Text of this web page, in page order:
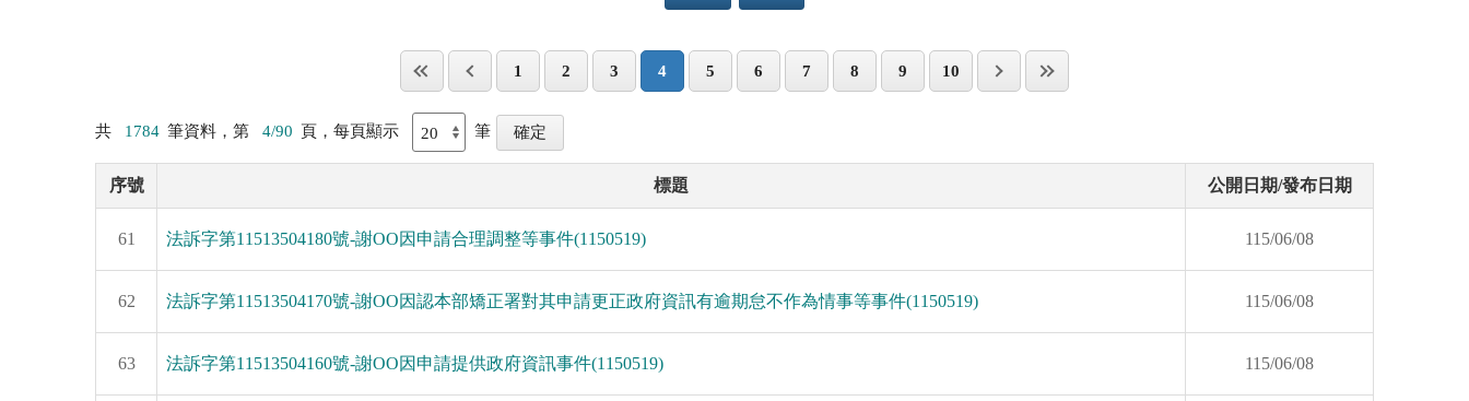
1 2 3 4 5 6 7 8 9 10
共 1784 筆資料，第 4/90 頁，每頁顯示 筆
序號 標題 公開日期/發布日期
61 法訴字第11513504180號-謝OO因申請合理調整等事件(1150519) 115/06/08
62 法訴字第11513504170號-謝OO因認本部矯正署對其申請更正政府資訊有逾期怠不作為情事等事件(1150519) 115/06/08
63 法訴字第11513504160號-謝OO因申請提供政府資訊事件(1150519) 115/06/08